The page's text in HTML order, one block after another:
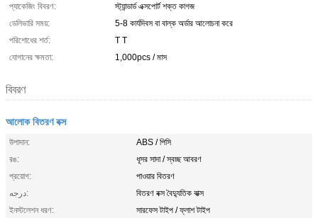
প্যাকেজিং বিবরণ:
স্ট্যান্ডার্ড এক্সপোর্ট শক্ত কাগজ
ডেলিভারি সময়:
5-8 কার্যদিবস বা বাল্ক অর্ডার আলোচনা করে
পরিশোধের শর্ত:
T T
যোগানের ক্ষমতা:
1,000pcs / মাস
বিবরণ
আলোক বিতরণ বক্স
উপাদান:
ABS / পিসি
রঙ:
ধূসর সাদা / স্বচ্ছ আবরণ
প্রয়োগ:
পাওয়ার বিতরণ
درجه:
বিতরণ বক্স বৈদ্যুতিক বাক্স
ইনস্টলেশন ধরণ:
সারফেস টাইপ / ফ্লাশ টাইপ